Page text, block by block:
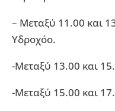
– Μεταξύ 11.00 και
Υδροχόο.
-Μεταξύ 13.00 και
-Μεταξύ 15.00 και